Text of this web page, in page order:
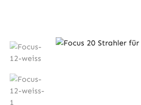
Bildergalerie überspringen